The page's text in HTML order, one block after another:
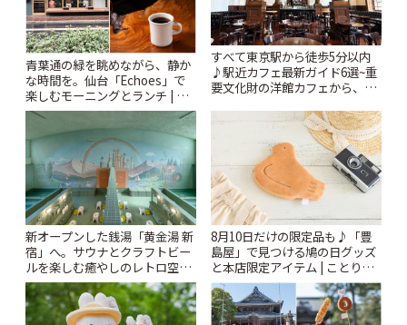
青葉通の緑を眺めながら、静か
な時間を。仙台「Echoes」で
楽しむモーニングとランチ | こ
とりっぷ
すべて東京駅から徒歩5分以内
♪駅近カフェ最新ガイド6選~重
要文化財の洋館カフェから、改
新オープンした銭湯「黄金湯 新
宿」へ。サウナとクラフトビー
ルを楽しむ癒やしのレトロ空間
| ことりっぷ
8月10日だけの限定品も♪「豊
島屋」で見つける鳩の日グッズ
と本店限定アイテム | ことりっ
ぷ